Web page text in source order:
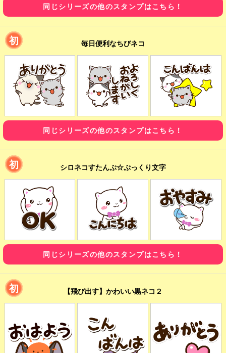
同じシリーズの他のスタンプはこちら！
初 毎日便利なちびネコ
同じシリーズの他のスタンプはこちら！
初 シロネコすたんぷ☆ぷっくり文字
同じシリーズの他のスタンプはこちら！
初 【飛び出す】かわいい黒ネコ２